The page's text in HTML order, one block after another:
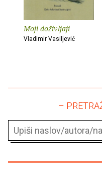
Moji doživljaji
Vladimir Vasiljević
–